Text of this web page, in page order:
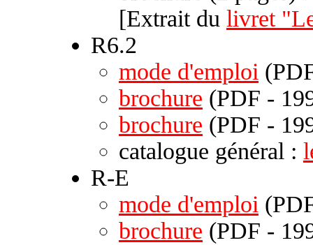
[Extrait du livret
R6.2
mode d'emploi
brochure (PDF -
brochure (PDF -
catalogue général :
R-E
mode d'emploi
brochure (PDF -